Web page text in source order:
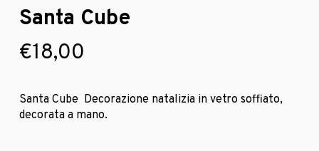
Santa Cube
€18,00
Santa Cube Decorazione natalizia in vetro soffiato,
decorata a mano.